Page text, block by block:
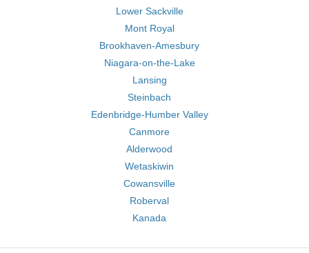
Lower Sackville
Mont Royal
Brookhaven-Amesbury
Niagara-on-the-Lake
Lansing
Steinbach
Edenbridge-Humber Valley
Canmore
Alderwood
Wetaskiwin
Cowansville
Roberval
Kanada